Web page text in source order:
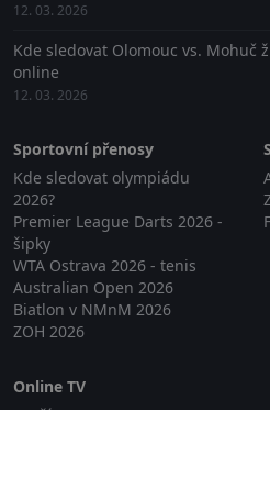
12. 03. 2026
Kde sledovat Olomouc vs. Mohuč
online
12. 03. 2026
Sportovní přenosy
Kde sledovat olympiádu
2026?
Premier League Darts 2026 -
šipky
WTA Ostrava 2026 - tenis
Australian Open 2026
Biatlon v NMnM 2026
ZOH 2026
Online TV
Lepší.TV